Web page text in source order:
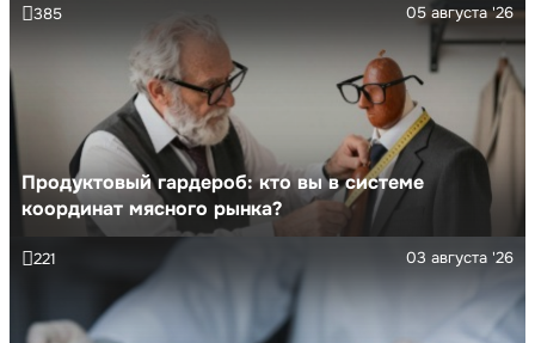
Продуктовый гардероб: кто вы в системе
координат мясного рынка?
05 августа '26
385
03 августа '26
221